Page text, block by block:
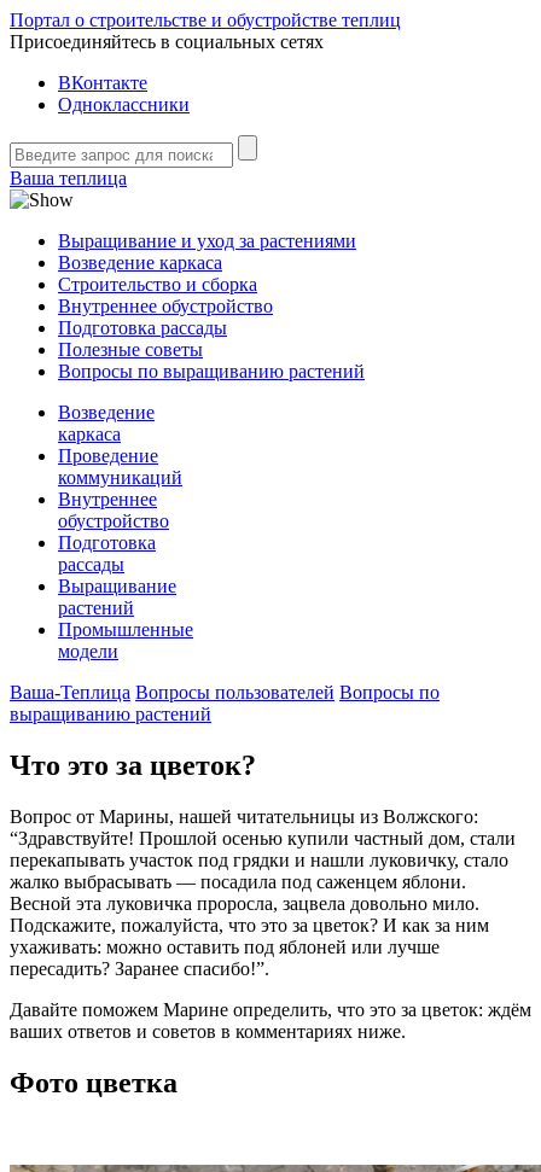
Портал о строительстве и обустройстве теплиц
Присоединяйтесь в социальных сетях
ВКонтакте
Одноклассники
Ваша теплица
Выращивание и уход за растениями
Возведение каркаса
Строительство и сборка
Внутреннее обустройство
Подготовка рассады
Полезные советы
Вопросы по выращиванию растений
Возведение
каркаса
Проведение
коммуникаций
Внутреннее
обустройство
Подготовка
рассады
Выращивание
растений
Промышленные
модели
Ваша-Теплица Вопросы пользователей Вопросы по
выращиванию растений
Что это за цветок?
Вопрос от Марины, нашей читательницы из Волжского:
“Здравствуйте! Прошлой осенью купили частный дом, стали
перекапывать участок под грядки и нашли луковичку, стало
жалко выбрасывать — посадила под саженцем яблони.
Весной эта луковичка проросла, зацвела довольно мило.
Подскажите, пожалуйста, что это за цветок? И как за ним
ухаживать: можно оставить под яблоней или лучше
пересадить? Заранее спасибо!”.
Давайте поможем Марине определить, что это за цветок: ждём
ваших ответов и советов в комментариях ниже.
Фото цветка